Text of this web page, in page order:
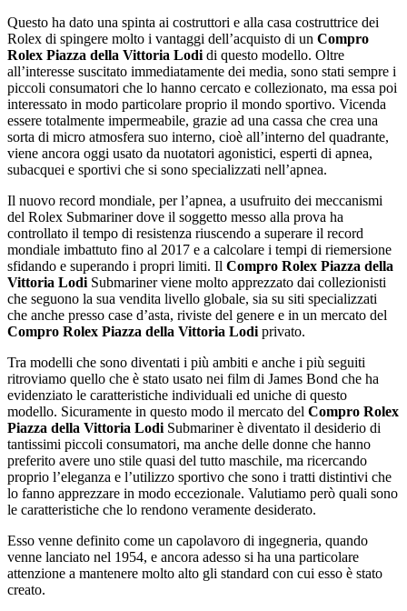
Questo ha dato una spinta ai costruttori e alla casa costruttrice dei
Rolex di spingere molto i vantaggi dell’acquisto di un Compro
Rolex Piazza della Vittoria Lodi di questo modello. Oltre
all’interesse suscitato immediatamente dei media, sono stati sempre i
piccoli consumatori che lo hanno cercato e collezionato, ma essa poi
interessato in modo particolare proprio il mondo sportivo. Vicenda
essere totalmente impermeabile, grazie ad una cassa che crea una
sorta di micro atmosfera suo interno, cioè all’interno del quadrante,
viene ancora oggi usato da nuotatori agonistici, esperti di apnea,
subacquei e sportivi che si sono specializzati nell’apnea.
Il nuovo record mondiale, per l’apnea, a usufruito dei meccanismi
del Rolex Submariner dove il soggetto messo alla prova ha
controllato il tempo di resistenza riuscendo a superare il record
mondiale imbattuto fino al 2017 e a calcolare i tempi di riemersione
sfidando e superando i propri limiti. Il Compro Rolex Piazza della
Vittoria Lodi Submariner viene molto apprezzato dai collezionisti
che seguono la sua vendita livello globale, sia su siti specializzati
che anche presso case d’asta, riviste del genere e in un mercato del
Compro Rolex Piazza della Vittoria Lodi privato.
Tra modelli che sono diventati i più ambiti e anche i più seguiti
ritroviamo quello che è stato usato nei film di James Bond che ha
evidenziato le caratteristiche individuali ed uniche di questo
modello. Sicuramente in questo modo il mercato del Compro Rolex
Piazza della Vittoria Lodi Submariner è diventato il desiderio di
tantissimi piccoli consumatori, ma anche delle donne che hanno
preferito avere uno stile quasi del tutto maschile, ma ricercando
proprio l’eleganza e l’utilizzo sportivo che sono i tratti distintivi che
lo fanno apprezzare in modo eccezionale. Valutiamo però quali sono
le caratteristiche che lo rendono veramente desiderato.
Esso venne definito come un capolavoro di ingegneria, quando
venne lanciato nel 1954, e ancora adesso si ha una particolare
attenzione a mantenere molto alto gli standard con cui esso è stato
creato.